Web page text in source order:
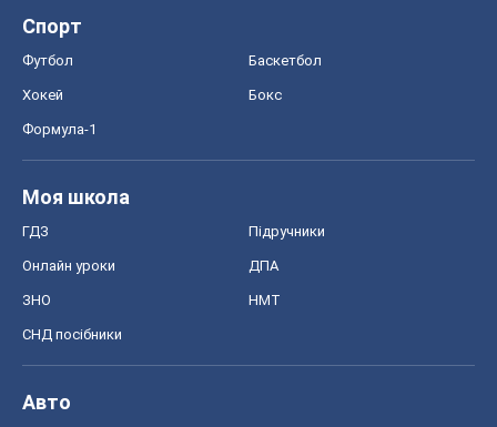
Спорт
Футбол Баскетбол
Хокей Бокс
Формула-1
Моя школа
ГДЗ Підручники
Онлайн уроки ДПА
ЗНО НМТ
СНД посібники
Авто